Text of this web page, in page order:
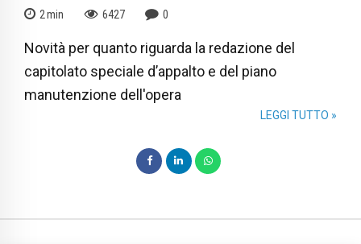
2min 6427 0
Novità per quanto riguarda la redazione del
capitolato speciale d’appalto e del piano
manutenzione dell'opera
LEGGI TUTTO »